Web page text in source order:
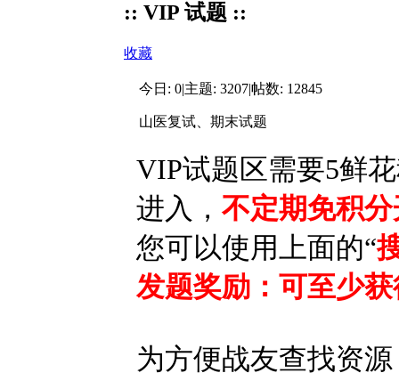
:: VIP 试题 ::
收藏
今日: 0|主题: 3207|帖数: 12845
山医复试、期末试题
VIP试题区需要5鲜花
进入， 不定期免积
您可以使用上面的“
发题奖励：可至少
为方便战友查找资